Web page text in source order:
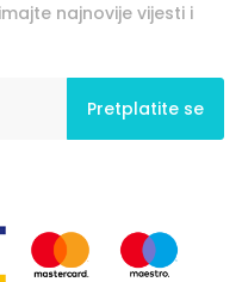
najnovije vijesti i
Pretplatite se